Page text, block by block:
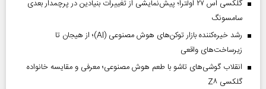
گلکسی اس ۲۷ اولترا؛ پیش‌نمایشی از تغییرات بنیادین در پرچمدار بعدی
سامسونگ
رشد خیره‌کننده بازار توکن‌های هوش مصنوعی (AI)؛ از هیجان تا
زیرساخت‌های واقعی
انقلاب گوشی‌های تاشو‌ با طعم هوش مصنوعی؛ معرفی و مقایسه خانواده
گلکسی Z۸